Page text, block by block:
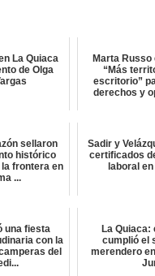
La Quiaca
de Olga
Marta Russo
“Más
escritorio”
derechos y
sellaron
histórico
frontera en
...
Sadir y
certificados
laboral en
una fiesta
con la
del
La Quiaca:
cumplió el
merendero